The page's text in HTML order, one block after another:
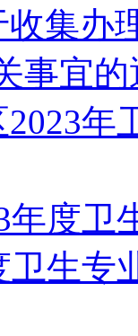
集办
事宜的
年
年度
卫生专